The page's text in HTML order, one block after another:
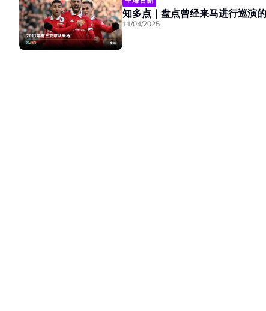
知多点｜盘点曾经来马进行巡演
11/04/2025